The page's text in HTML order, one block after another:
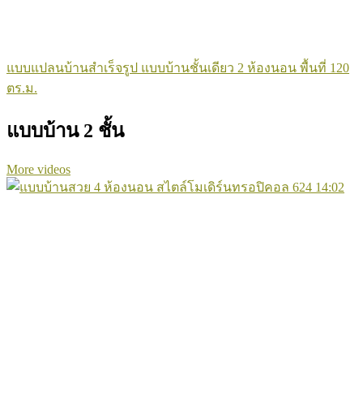
แบบแปลนบ้านสำเร็จรูป แบบบ้านชั้นเดียว 2 ห้องนอน พื้นที่ 120
ตร.ม.
แบบบ้าน 2 ชั้น
More videos
624 14:02